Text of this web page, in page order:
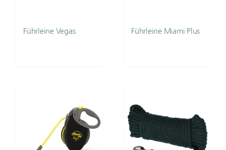
Führleine Vegas Führleine Miami Plus